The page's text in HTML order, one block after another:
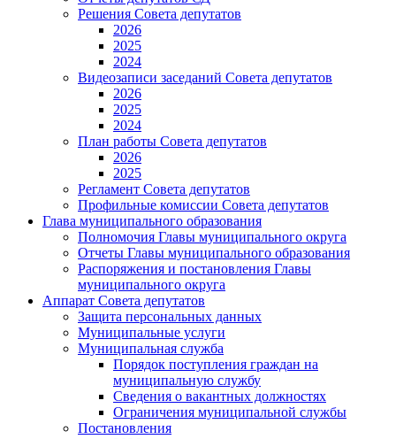
Решения Совета депутатов
2026
2025
2024
Видеозаписи заседаний Совета депутатов
2026
2025
2024
План работы Совета депутатов
2026
2025
Регламент Совета депутатов
Профильные комиссии Совета депутатов
Глава муниципального образования
Полномочия Главы муниципального округа
Отчеты Главы муниципального образования
Распоряжения и постановления Главы
муниципального округа
Аппарат Совета депутатов
Защита персональных данных
Муниципальные услуги
Муниципальная служба
Порядок поступления граждан на
муниципальную службу
Сведения о вакантных должностях
Ограничения муниципальной службы
Постановления